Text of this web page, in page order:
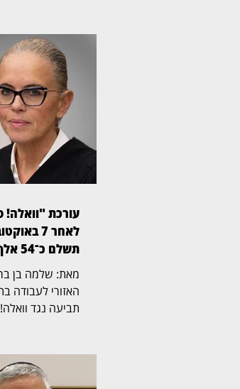
עורכת "וואלה!
לאחר 7
תשלם כ־54 אלף שקל
האזורי לעבודה
תביעה נגד
מביתה בקיבוץ
אירועי 7